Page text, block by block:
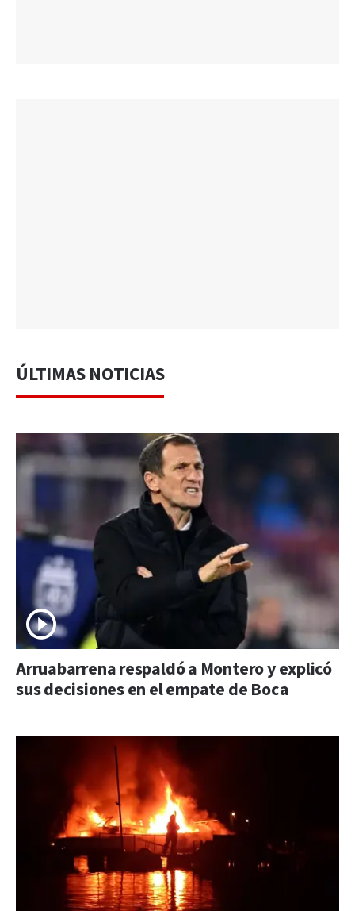
ÚLTIMAS NOTICIAS
Arruabarrena respaldó a Montero y explicó
sus decisiones en el empate de Boca